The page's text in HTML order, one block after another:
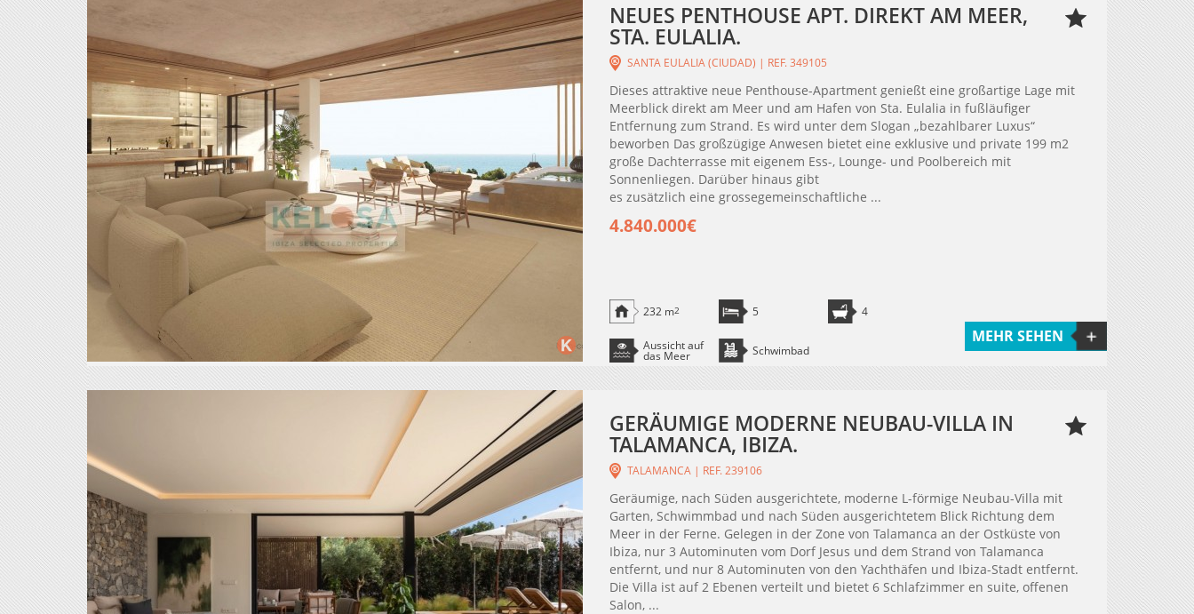
NEUES PENTHOUSE APT. DIREKT AM MEER,
STA. EULALIA.
SANTA EULALIA (CIUDAD) | REF. 349105
Dieses attraktive neue Penthouse-Apartment genießt eine großartige Lage mit
Meerblick direkt am Meer und am Hafen von Sta. Eulalia in fußläufiger
Entfernung zum Strand. Es wird unter dem Slogan „bezahlbarer Luxus“
beworben Das großzügige Anwesen bietet eine exklusive und private 199 m2
große Dachterrasse mit eigenem Ess-, Lounge- und Poolbereich mit
Sonnenliegen. Darüber hinaus gibt
es zusätzlich eine grossegemeinschaftliche ...
4.840.000€
232 m2 5 4
Aussicht auf
das Meer Schwimbad
MEHR SEHEN
GERÄUMIGE MODERNE NEUBAU-VILLA IN
TALAMANCA, IBIZA.
TALAMANCA | REF. 239106
Geräumige, nach Süden ausgerichtete, moderne L-förmige Neubau-Villa mit
Garten, Schwimmbad und nach Süden ausgerichtetem Blick Richtung dem
Meer in der Ferne. Gelegen in der Zone von Talamanca an der Ostküste von
Ibiza, nur 3 Autominuten vom Dorf Jesus und dem Strand von Talamanca
entfernt, und nur 8 Autominuten von den Yachthäfen und Ibiza-Stadt entfernt.
Die Villa ist auf 2 Ebenen verteilt und bietet 6 Schlafzimmer en suite, offenen
Salon, ...